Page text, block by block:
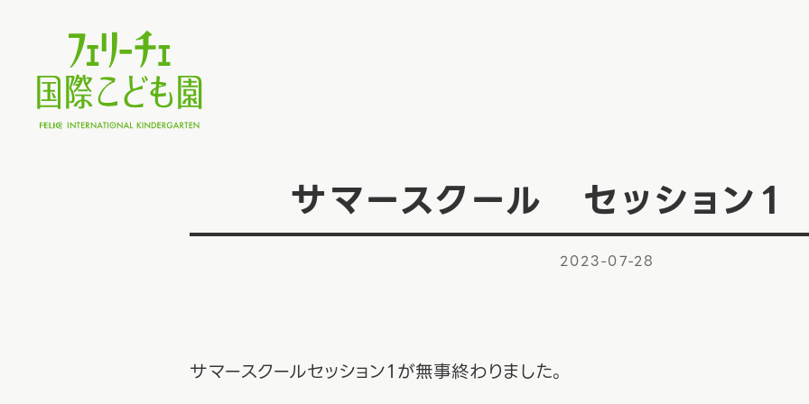
サマースクール セッション
2023-07-28
サマースクールセッション１が無事終わりました。